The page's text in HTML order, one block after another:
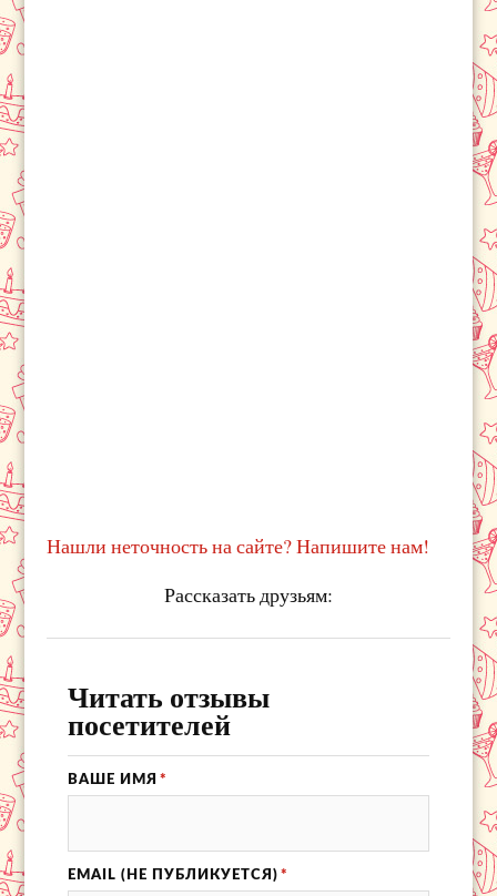
Нашли неточность на сайте? Напишите нам!
Рассказать друзьям:
Читать отзывы
посетителей
ВАШЕ ИМЯ *
EMAIL (НЕ ПУБЛИКУЕТСЯ) *